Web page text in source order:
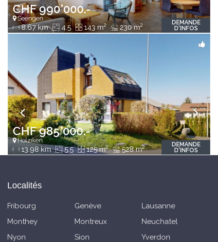
CHF 990'000.-
Seengen
8.67 km 4.5 143 m2 230 m2
DEMANDE
D'INFOS
CHF 985'000.-
Holziken
13.98 km 5.5 125 m2 528 m2
DEMANDE
D'INFOS
Localités
Fribourg Genève
Lausanne
Monthey
Montreux
Neuchatel
Nyon
Sion Yverdon